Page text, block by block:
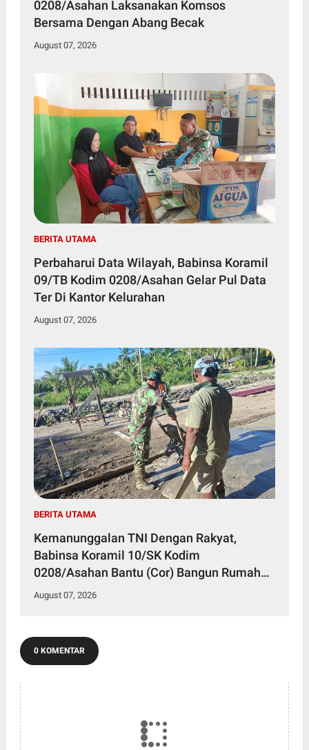
0208/Asahan Laksanakan Komsos
Bersama Dengan Abang Becak
August 07, 2026
BERITA UTAMA
Perbaharui Data Wilayah, Babinsa Koramil
09/TB Kodim 0208/Asahan Gelar Pul Data
Ter Di Kantor Kelurahan
August 07, 2026
BERITA UTAMA
Kemanunggalan TNI Dengan Rakyat,
Babinsa Koramil 10/SK Kodim
0208/Asahan Bantu (Cor) Bangun Rumah
Warga
August 07, 2026
0 KOMENTAR